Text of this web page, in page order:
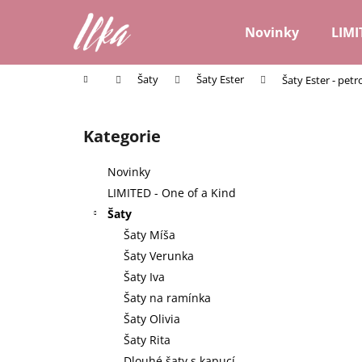
Novinky
Domů Šaty Šaty Ester Šaty Ester -
Přeskočit
kategorie
Kategorie
Novinky
LIMITED - One of a Kind
Šaty
Šaty Míša
Šaty Verunka
Šaty Iva
Šaty na ramínka
Šaty Olivia
Šaty Rita
í
Zpět
do
Zpět
do